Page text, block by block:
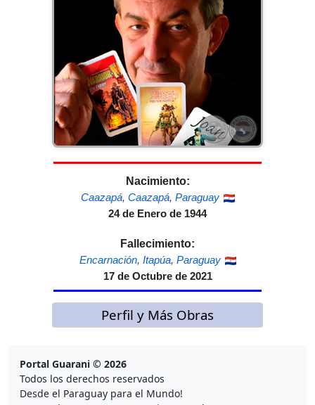
Nacimiento:
Caazapá, Caazapá, Paraguay
24 de Enero de 1944
Fallecimiento:
Encarnación, Itapúa, Paraguay
17 de Octubre de 2021
Perfil y Más Obras
Portal Guarani © 2026
Todos los derechos reservados
Desde el Paraguay para el Mundo!